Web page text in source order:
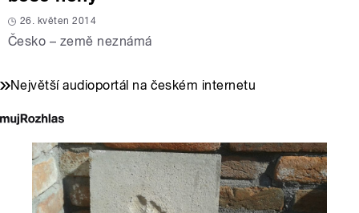
26. květen 2014
Česko – země neznámá
Největší audioportál na českém internetu